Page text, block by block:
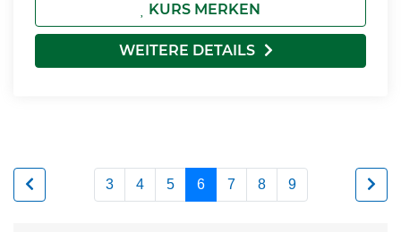
KURS MERKEN
WEITERE DETAILS
3 4 5 6 7 8 9